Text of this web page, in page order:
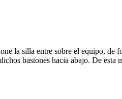
la silla entre sobre el equipo, de
bastones hacia abajo. De